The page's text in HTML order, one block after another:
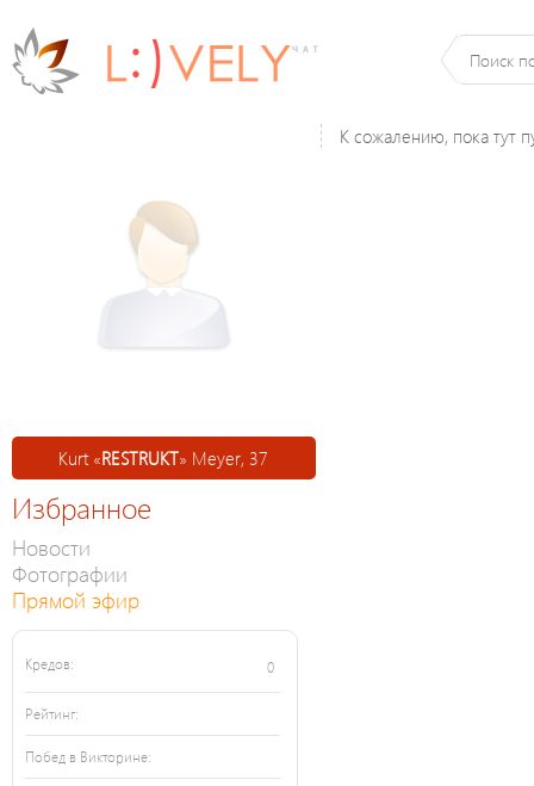
Kurt «RESTRUKT» Meyer, 37
Избранное
Новости
Фотографии
Прямой эфир
Кредов: 0
Рейтинг:
Побед в Викторине:
К сожалению, пока тут